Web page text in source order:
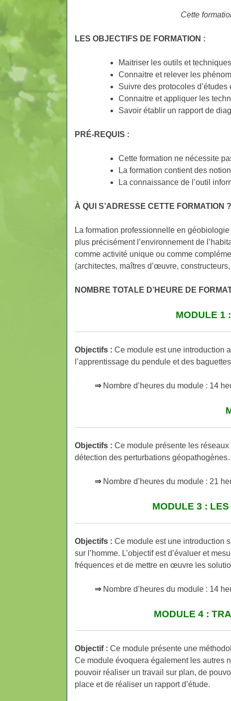
Cette
LES OBJECTIFS DE FORMATION :
Maitriser les outils et
Connaitre et relever les
Suivre des protocoles d’études
Connaitre et appliquer les
Savoir établir un rapport de
PRÉ-REQUIS :
Cette formation ne nécessite
La formation contient des
La connaissance de l’outil
À QUI S’ADRESSE CETTE FORMATION ?
La formation professionnelle en
plus précisément l’environnement de
comme activité unique ou comme
(architectes, maîtres d’œuvre,
NOMBRE TOTALE D’HEURE DE
MODULE 1
Objectifs :Ce module est une introduction
l’apprentissage du pendule et des
⇒ Nombre d’heures du module : 14
Objectifs :Ce module présente les
détection des perturbations
⇒ Nombre d’heures du module : 21
MODULE 3 :
Objectifs :Ce module est une introduction
sur l’homme. L’objectif est d’évaluer et
fréquences et de mettre en œuvre les
⇒ Nombre d’heures du module : 14
MODULE 4 :
Objectif :Ce module présente une
Ce module évoquera également les autres
pouvoir réaliser un travail sur plan, de
place et de réaliser un rapport d’étude.